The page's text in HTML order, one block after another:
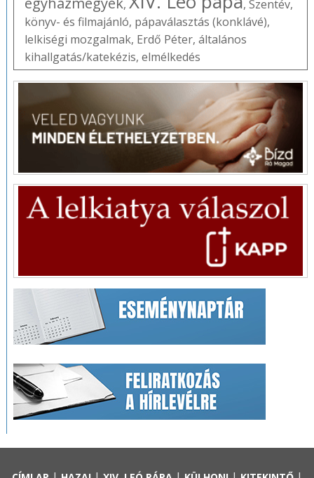
, , Szentév,
könyv- és filmajánló, pápaválasztás (konklávé),
lelkiségi mozgalmak, Erdő Péter, általános
kihallgatás/katekézis, elmélkedés